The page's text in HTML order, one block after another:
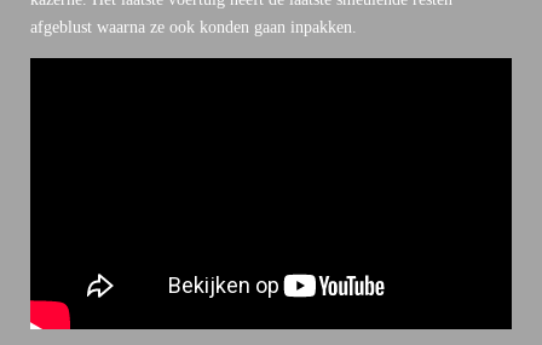
afgeblust waarna ze ook konden gaan inpakken.